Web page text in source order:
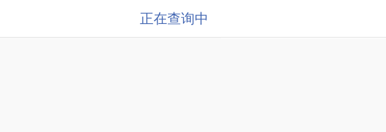
正在查询中